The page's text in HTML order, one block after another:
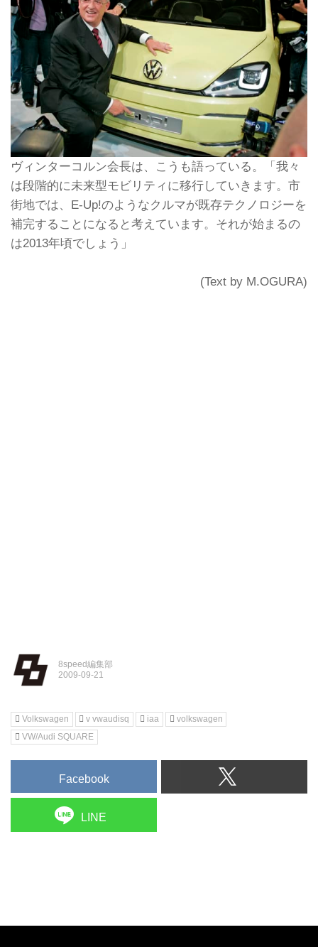
ヴィンターコルン会長は、こうも語っている。「我々
は段階的に未来型モビリティに移行していきます。市
街地では、E-Up!のようなクルマが既存テクノロジーを
補完することになると考えています。それが始まるの
は2013年頃でしょう」
(Text by M.OGURA)
8speed編集部
Volkswagen v vwaudisq iaa
volkswagen
VW/Audi SQUARE
Facebook
LINE